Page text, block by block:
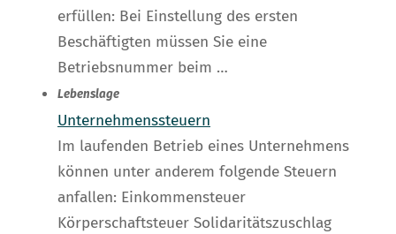
erfüllen: Bei Einstellung des ersten
Beschäftigten müssen Sie eine
Betriebsnummer beim …
Lebenslage
Unternehmenssteuern
Im laufenden Betrieb eines Unternehmens
können unter anderem folgende Steuern
anfallen: Einkommensteuer
Körperschaftsteuer Solidaritätszuschlag